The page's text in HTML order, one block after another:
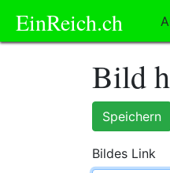
EinReich.ch
Bild
Speichern
Bildes Link